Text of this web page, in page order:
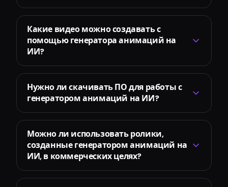
Какие видео можно создавать с
помощью генератора анимаций на
ИИ?
Нужно ли скачивать ПО для работы с
генератором анимаций на ИИ?
Можно ли использовать ролики,
созданные генератором анимаций на
ИИ, в коммерческих целях?